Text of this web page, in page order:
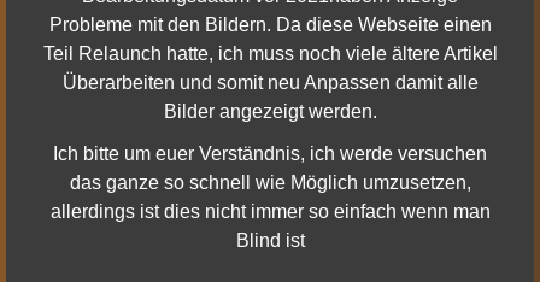
Probleme mit den Bildern. Da diese Webseite einen
Teil Relaunch hatte, ich muss noch viele ältere Artikel
Überarbeiten und somit neu Anpassen damit alle
Bilder angezeigt werden.
Ich bitte um euer Verständnis, ich werde versuchen
das ganze so schnell wie Möglich umzusetzen,
allerdings ist dies nicht immer so einfach wenn man
Blind ist